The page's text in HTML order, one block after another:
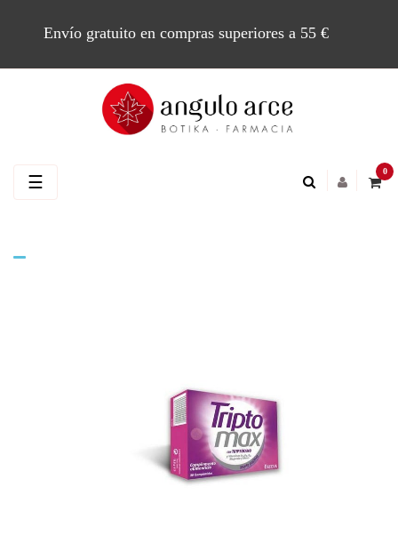
Envío gratuito en compras superiores a 55 €
0
Navegación
☰